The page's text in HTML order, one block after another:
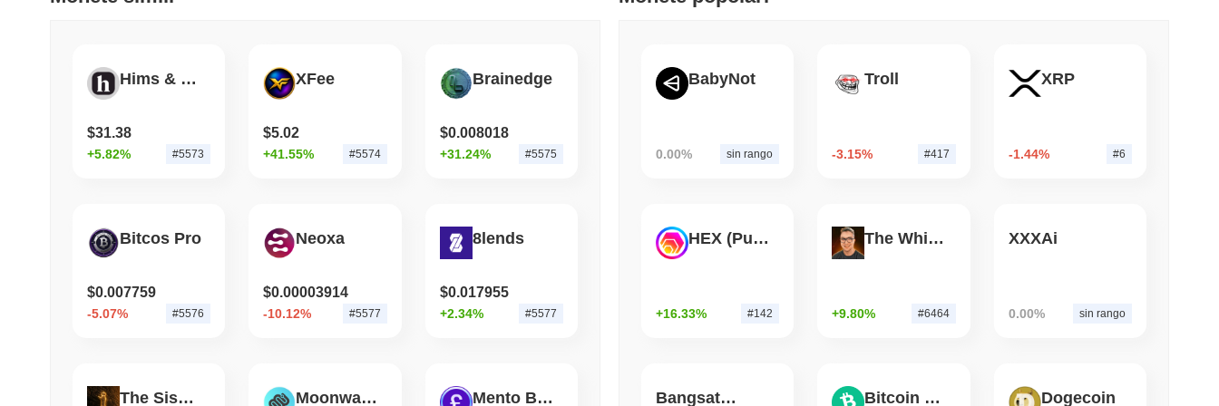
BITCOIN HACKERS
Hims & Hers Health Tokenized Stock (Ondo)
$31.38
+5.82% #5573
XFee
$5.02
+41.55% #5574
Brainedge
$0.008018
+31.24% #5575
Bitcos Pro
$0.007759
-5.07% #5576
Neoxa
$0.00003914
-10.12% #5577
8lends
$0.017955
+2.34% #5577
The Sisypuss Moonwalk Fitness Mento British Pound
BabyNot
0.00% sin rango
Troll
-3.15% #417
XRP
-1.44% #6
HEX (Pulsechain)
+16.33% #142
The White Bull
+9.80% #6464
XXXAi
0.00% sin rango
Bangsat 666 Bitcoin Cash Dogecoin